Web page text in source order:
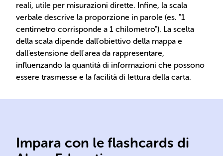
reali, utile per misurazioni dirette. Infine, la scala
verbale descrive la proporzione in parole (es. "1
centimetro corrisponde a 1 chilometro"). La scelta
della scala dipende dall'obiettivo della mappa e
dall'estensione dell'area da rappresentare,
influenzando la quantità di informazioni che possono
essere trasmesse e la facilità di lettura della carta.
Impara con le flashcards di